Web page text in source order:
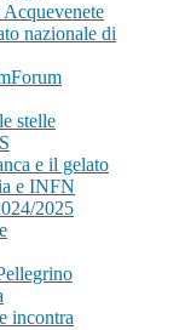
nazionale di
stelle
e il gelato
e INFN
2025
incontra